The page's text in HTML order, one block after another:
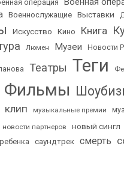
операция
Военнослужащие Выставки
Искусство Кино Книга
Люмен Музеи Новости
Театры Теги
Фильмы
клип музыкальные премии
новости партнеров новый сингл
саундтрек смерть